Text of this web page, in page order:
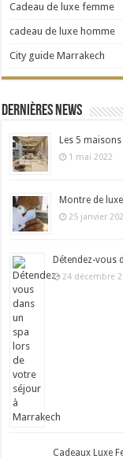
Cadeau de luxe femme
cadeau de luxe homme
City guide Marrakech
Dernières news
Les 5
1 mai 2022
Montre de
25 janvier
Détendez-vous
24 décembre
Cadeaux Luxe